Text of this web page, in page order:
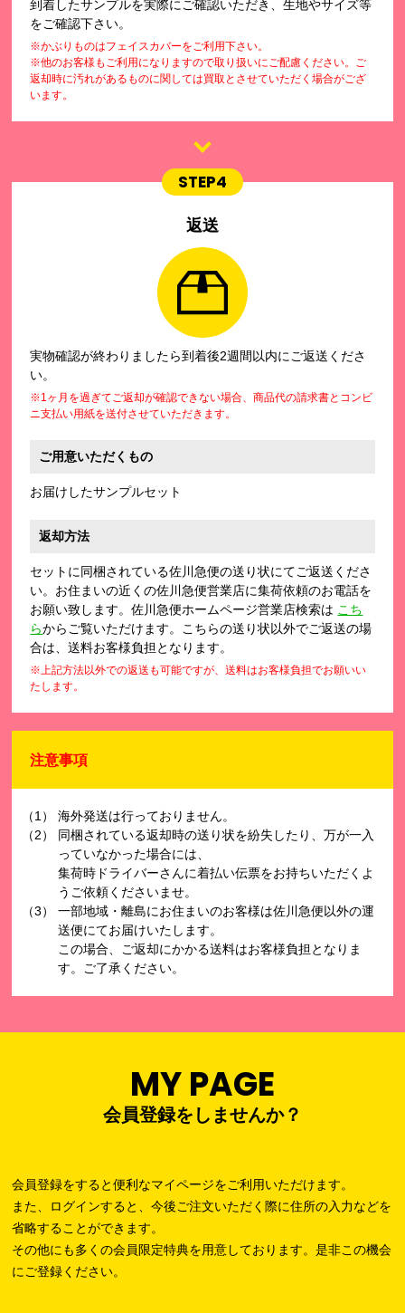
到着したサンプルを実際にご確認いただき、生地やサイズ等
をご確認下さい。
※かぶりものはフェイスカバーをご利用下さい。
※他のお客様もご利用になりますので取り扱いにご配慮ください。ご
返却時に汚れがあるものに関しては買取とさせていただく場合がござ
います。
STEP4
返送
実物確認が終わりましたら到着後2週間以内にご返送くださ
い。
※1ヶ月を過ぎてご返却が確認できない場合、商品代の請求書とコンビ
ニ支払い用紙を送付させていただきます。
ご用意いただくもの
お届けしたサンプルセット
返却方法
セットに同梱されている佐川急便の送り状にてご返送くださ
い。お住まいの近くの佐川急便営業店に集荷依頼のお電話を
お願い致します。佐川急便ホームページ営業店検索は こち
らからご覧いただけます。こちらの送り状以外でご返送の場
合は、送料お客様負担となります。
※上記方法以外での返送も可能ですが、送料はお客様負担でお願いい
たします。
注意事項
海外発送は行っておりません。
同梱されている返却時の送り状を紛失したり、万が一入
っていなかった場合には、
集荷時ドライバーさんに着払い伝票をお持ちいただくよ
うご依頼くださいませ。
一部地域・離島にお住まいのお客様は佐川急便以外の運
送便にてお届けいたします。
この場合、ご返却にかかる送料はお客様負担となりま
す。ご了承ください。
MY PAGE
会員登録をしませんか？
会員登録をすると便利なマイページをご利用いただけます。
また、ログインすると、今後ご注文いただく際に住所の入力などを
省略することができます。
その他にも多くの会員限定特典を用意しております。是非この機会
にご登録ください。